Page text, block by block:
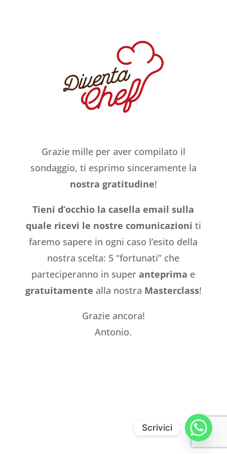
Grazie mille per aver compilato il
sondaggio, ti esprimo sinceramente la
nostra gratitudine!
Tieni d’occhio la casella email sulla
quale ricevi le nostre comunicazioni ti
faremo sapere in ogni caso l’esito della
nostra scelta: 5 “fortunati” che
parteciperanno in superanteprima e
gratuitamente alla nostra Masterclass!
Grazie ancora!
Antonio.
Scrivici